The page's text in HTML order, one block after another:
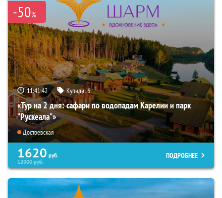
-50%
11:41:40 Купили:6
«Тур на 2 дня: сафари по водопадам Карелии и парк
“Рускеала"»
Достоевская
1620 руб.
12900руб.
ПОДРОБНЕЕ